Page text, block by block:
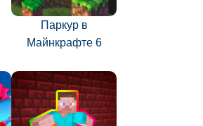
Паркур в
Майнкрафте 6